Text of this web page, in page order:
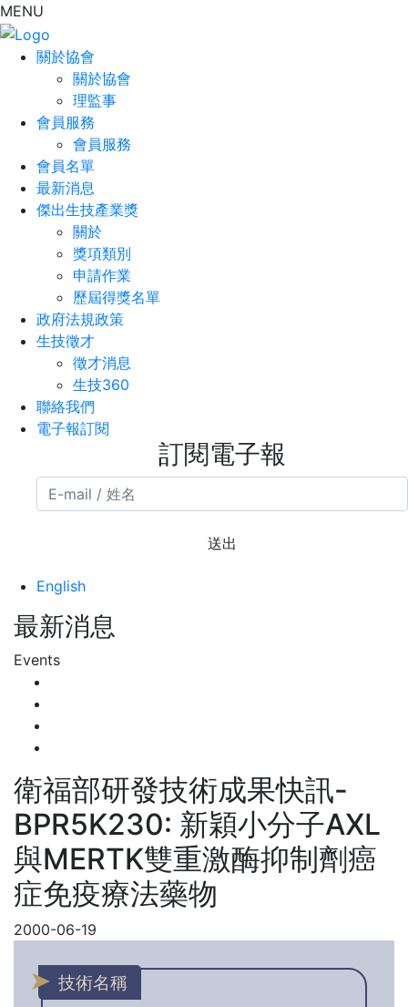
MENU
關於協會
關於協會
理監事
會員服務
會員服務
會員名單
最新消息
傑出生技產業獎
關於
獎項類別
申請作業
歷屆得獎名單
政府法規政策
生技徵才
徵才消息
生技360
聯絡我們
電子報訂閱
訂閱電子報
送出
English
最新消息
Events
衛福部研發技術成果快訊-
BPR5K230: 新穎小分子AXL
與MERTK雙重激酶抑制劑癌
症免疫療法藥物
2000-06-19
技術名稱